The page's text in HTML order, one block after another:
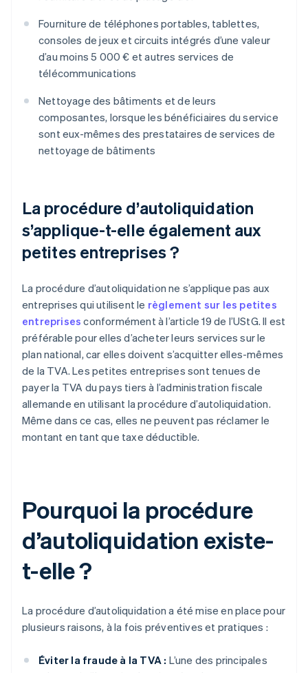
Fourniture de téléphones portables, tablettes,
consoles de jeux et circuits intégrés d’une valeur
d’au moins 5 000 € et autres services de
télécommunications
Nettoyage des bâtiments et de leurs
composantes, lorsque les bénéficiaires du service
sont eux-mêmes des prestataires de services de
nettoyage de bâtiments
La procédure d’autoliquidation
s’applique-t-elle également aux
petites entreprises ?
La procédure d’autoliquidation ne s’applique pas aux
entreprises qui utilisent le règlement sur les petites
entreprises conformément à l’article 19 de l’UStG. Il est
préférable pour elles d’acheter leurs services sur le
plan national, car elles doivent s’acquitter elles-mêmes
de la TVA. Les petites entreprises sont tenues de
payer la TVA du pays tiers à l’administration fiscale
allemande en utilisant la procédure d’autoliquidation.
Même dans ce cas, elles ne peuvent pas réclamer le
montant en tant que taxe déductible.
Pourquoi la procédure
d’autoliquidation existe-
t-elle ?
La procédure d’autoliquidation a été mise en place pour
plusieurs raisons, à la fois préventives et pratiques :
Éviter la fraude à la TVA : L’une des principales